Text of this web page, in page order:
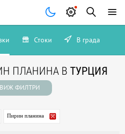
Стоки В града
ПЛАНИНА В ТУРЦИЯ
ВИЖ ФИЛТРИ
Пирин планина